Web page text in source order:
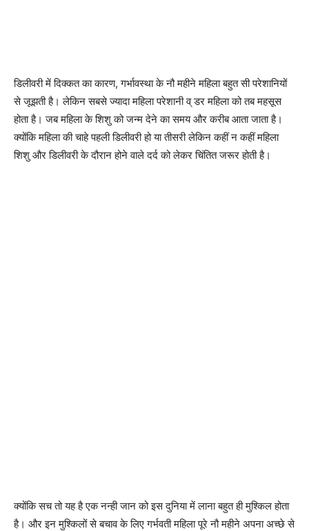
डिलीवरी में दिक्कत का कारण, गर्भावस्था के नौ महीने महिला बहुत सी परेशानियों
से जूझती है। लेकिन सबसे ज्यादा महिला परेशानी व् डर महिला को तब महसूस
होता है। जब महिला के शिशु को जन्म देने का समय और करीब आता जाता है।
क्योंकि महिला की चाहे पहली डिलीवरी हो या तीसरी लेकिन कहीं न कहीं महिला
शिशु और डिलीवरी के दौरान होने वाले दर्द को लेकर चिंतित जरूर होती है।
क्योंकि सच तो यह है एक नन्ही जान को इस दुनिया में लाना बहुत ही मुश्किल होता
है। और इन मुश्किलों से बचाव के लिए गर्भवती महिला पूरे नौ महीने अपना अच्छे से